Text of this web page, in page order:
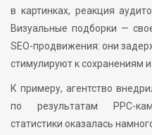
в картинках, реакция
Визуальные подборки —
SEO-продвижения: они
стимулируют к сохранениям
К примеру, агентство
по результатам PPC-
статистики оказалась